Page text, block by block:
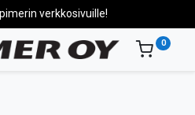
verkkosivuille!
0